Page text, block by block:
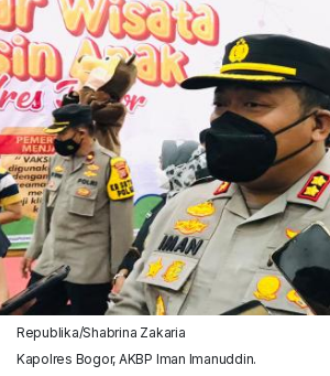
Republika/Shabrina Zakaria
Kapolres Bogor, AKBP Iman Imanuddin.